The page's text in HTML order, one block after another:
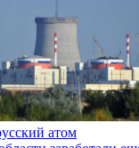
атом